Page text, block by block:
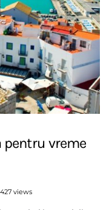
pentru vreme
427 views